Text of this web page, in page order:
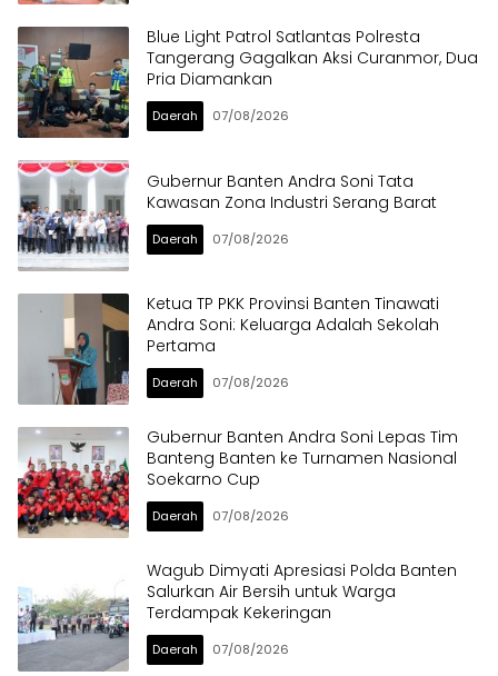
Blue Light Patrol Satlantas Polresta
Tangerang Gagalkan Aksi Curanmor, Dua
Pria Diamankan
Daerah 07/08/2026
Gubernur Banten Andra Soni Tata
Kawasan Zona Industri Serang Barat
Daerah 07/08/2026
Ketua TP PKK Provinsi Banten Tinawati
Andra Soni: Keluarga Adalah Sekolah
Pertama
Daerah 07/08/2026
Gubernur Banten Andra Soni Lepas Tim
Banteng Banten ke Turnamen Nasional
Soekarno Cup
Daerah 07/08/2026
Wagub Dimyati Apresiasi Polda Banten
Salurkan Air Bersih untuk Warga
Terdampak Kekeringan
Daerah 07/08/2026